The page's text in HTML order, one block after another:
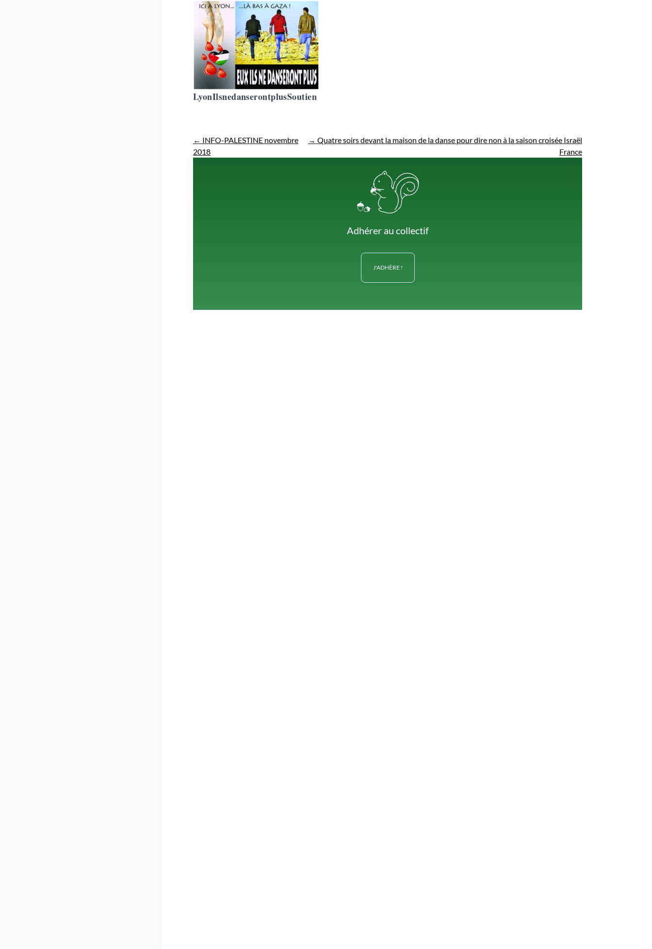
LyonIlsnedanserontplusSoutien
← INFO-PALESTINE novembre
2018
→ Quatre soirs devant la maison de la danse pour dire non à la saison croisée Israël
France
Adhérer au collectif
J'ADHÈRE !